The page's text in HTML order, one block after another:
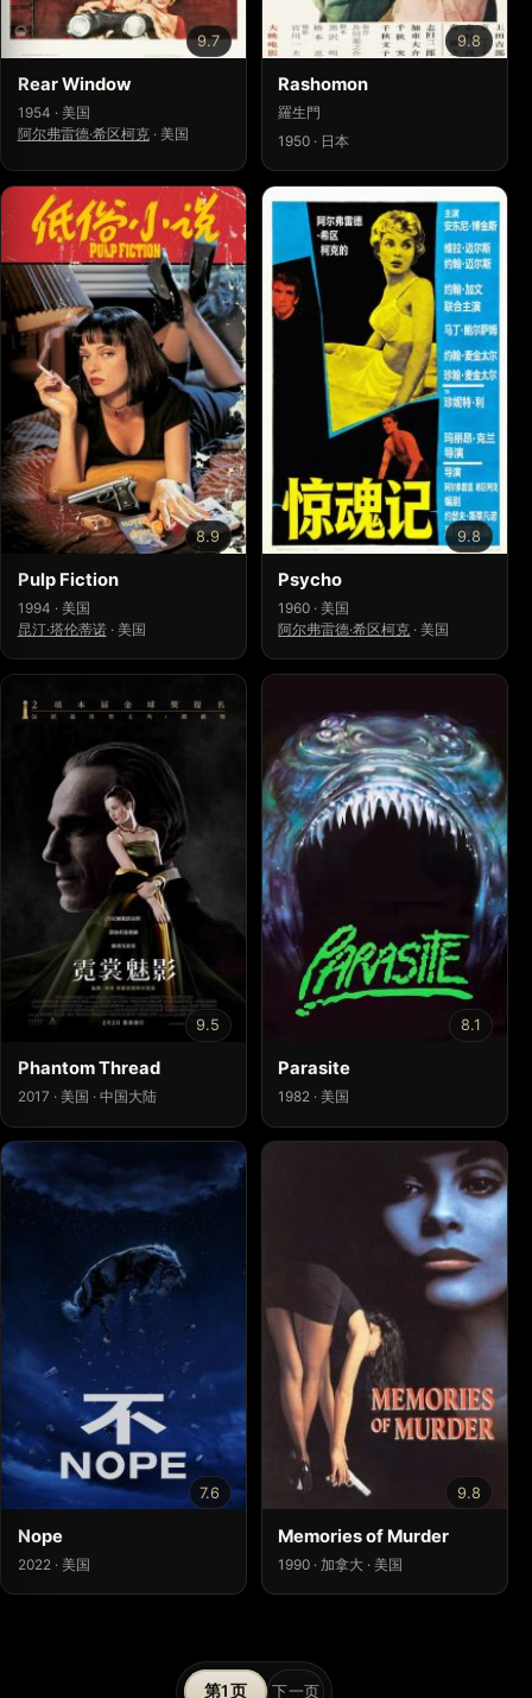
9.7
Rear Window
1954 · 美国
阿尔弗雷德·希区柯克 · 美国
9.8
Rashomon
羅生門
1950 · 日本
8.9
Pulp Fiction
1994 · 美国
昆汀·塔伦蒂诺 · 美国
9.8
Psycho
1960 · 美国
阿尔弗雷德·希区柯克 ·美国
9.5
Phantom Thread
2017 · 美国 · 中国大陆
8.1
Parasite
1982 · 美国
7.6
Nope
2022 · 美国
9.8
Memories of Murder
1990 · 加拿大 · 美国
文
1 下一页